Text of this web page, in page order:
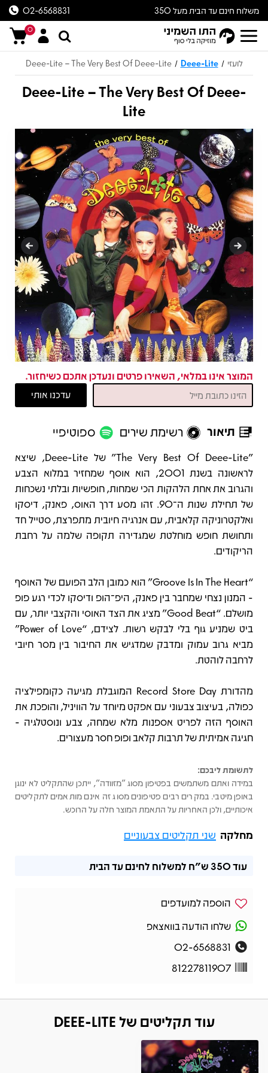
משלוח חינם עד הבית מעל 350
ש״ח
02-6568831
0
לועזי /
Deee-Lite
/
Deee-Lite – The Very Best Of Deee-Lite
Deee-Lite – The Very Best Of Deee-
Lite
המוצר אינו במלאי, השאירו פרטים ונעדכן אתכם כשיחזור.
תיאור רשימת שירים ספוטיפיי
תיאור
"The Very Best Of Deee-Lite" של Deee-Lite, שיצא
לראשונה בשנת 2001, הוא אוסף שמחזיר במלוא הצבע
והגרוב את אחת הלהקות הכי שמחות, חופשיות ובלתי נשכחות
של תחילת שנות ה־90. זהו מסע דרך האוס, פאנק, דיסקו
ואלקטרוניקה קלאבית, עם אנרגיה חיובית מתפרצת, סטייל חד
ותחושת חופש מוחלטת שמגדירה תקופה שלמה על רחבת
הריקודים.
“Groove Is In The Heart” הוא כמובן הלב הפועם של האוסף
- המנון נצחי שמחבר בין פאנק, היפ־הופ ודיסקו לכדי רגע פופ
מושלם. “Good Beat” מציג את הצד האוסי והקצבי יותר, עם
ביט שמניע גוף בלי לבקש רשות. לצידם, “Power of Love”
מביא גרוב עמוק ומדבק שמדגיש את החיבור בין מסר חיובי
לרחבה לוהטת.
מהדורת Record Store Day המוגבלת מגיעה כקומפילציה
כפולה, בעיצוב צבעוני עם אפקט מיוחד על הוויניל, והופכת את
האוסף הזה לפריט אספנות מלא שמחה, צבע ונוסטלגיה -
חגיגה אמיתית של תרבות קלאב ופופ חסר מעצורים.
לתשומת ליבכם:
במידה ואתם משתמשים בפטיפון מסוג "מזוודה", ייתכן שהתקליט לא ינוגן
באופן מיטבי. במקרים רבים פטיפונים מסוג זה אינם מותאמים לתקליטים
איכותיים, ולכן האחריות על התאמת המוצר חלה על הרוכש.
מחלקה שני תקליטים צבעוניים
עוד350 ש"ח למשלוח לחינם עד הבית
הוספה למועדפים
שלחו הודעה בוואצאפ
02-6568831
81227811907
עוד תקליטים של DEEE-LITE